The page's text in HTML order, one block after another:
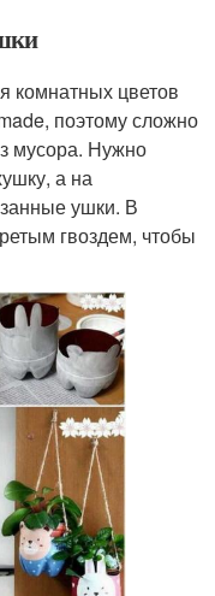
комнатных цветов
поэтому сложно
мусора. Нужно
а на
ушки. В
гвоздем, чтобы